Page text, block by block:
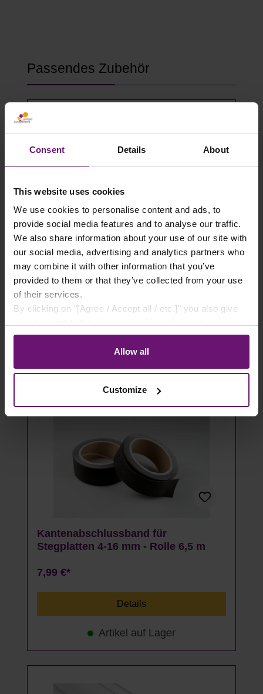
Consent Details About
This website uses cookies
We use cookies to personalise content and ads, to
provide social media features and to analyse our traffic.
We also share information about your use of our site with
our social media, advertising and analytics partners who
may combine it with other information that you’ve
provided to them or that they’ve collected from your use
of their services.
By clicking on "[Agree / Accept all / etc.]" you also give
store to our partner, shopware AG (Ebbinghoff 10, 48624
Schöppingen, Germany), which cannot assign this data
to you personally, but may process it for its own
Allow all
Customize
Produktgalerie überspringen
Passendes Zubehör
Gewächshausklammern 4 bis 10 mm
- 100 Stück
14,49 €*
Artikel ausverkauft
Kantenabschlussband für
Stegplatten 4-16 mm - Rolle 6,5 m
7,99 €*
Details
Artikel auf Lager